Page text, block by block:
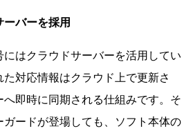
バーを採用
はクラウドサーバーを活用してい
対応情報はクラウド上で更新さ
即時に同期される仕組みです。そ
ードが登場しても、ソフト本体の